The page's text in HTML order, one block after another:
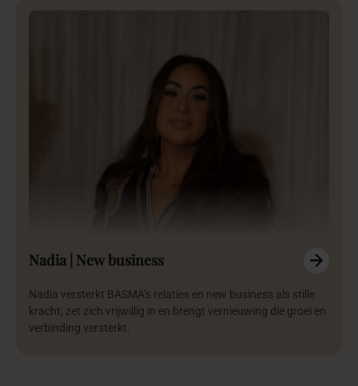
Nadia | New business
Nadia versterkt BASMA’s relaties en new business als stille
kracht, zet zich vrijwillig in en brengt vernieuwing die groei en
verbinding versterkt.